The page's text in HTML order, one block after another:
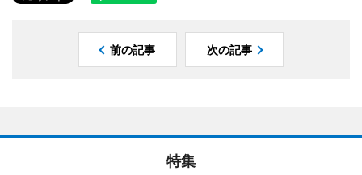
前の記事 次の記事
特集